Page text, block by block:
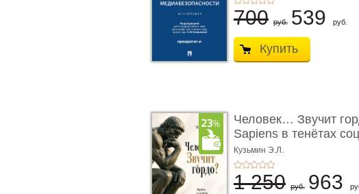
700 руб. 539 руб.
Купить
Человек… Звучит
Sapiens в тенётах
� ...
Кузьмин Э.Л.
1 250 руб. 963